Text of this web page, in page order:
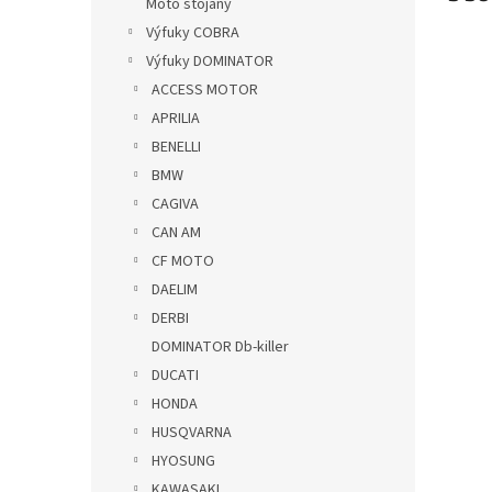
Moto stojany
Výfuky COBRA
Výfuky DOMINATOR
ACCESS MOTOR
APRILIA
BENELLI
BMW
CAGIVA
CAN AM
CF MOTO
DAELIM
DERBI
DOMINATOR Db-killer
DUCATI
HONDA
HUSQVARNA
HYOSUNG